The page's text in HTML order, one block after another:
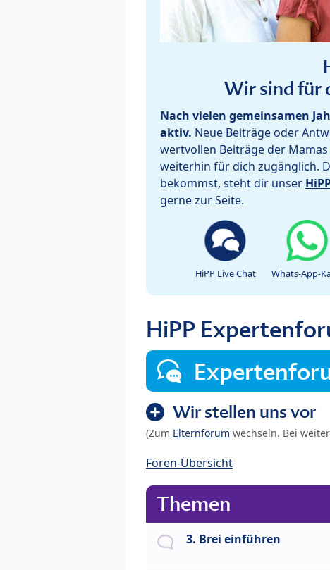
Wir sind für
Nach vielen gemeinsamen
aktiv. Neue Beiträge oder
wertvollen Beiträge der
weiterhin für dich zugänglich.
bekommst, steht dir unser
gerne zur Seite.
HiPP Live Chat Whats-App-
HiPP
Wir stellen uns vor
(Zum Elternforum wechseln. Bei
Foren-Übersicht
Themen
3. Brei einführen